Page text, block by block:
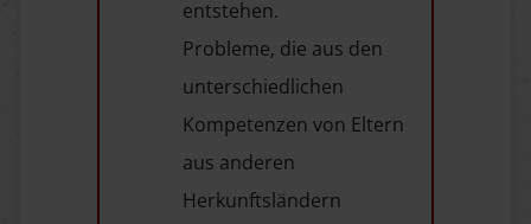
entstehen.
Probleme, die aus den
unterschiedlichen
Kompetenzen von Eltern
aus anderen
Herkunftsländern